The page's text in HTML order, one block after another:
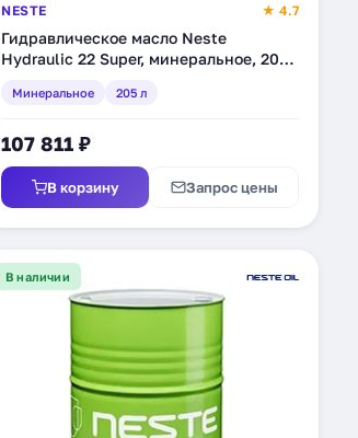
NESTE ★ 4.7
Гидравлическое масло Neste
Hydraulic 22 Super, минеральное, 205
Минеральное 205 л
107 811 ₽
В корзину Запрос цены
В наличии